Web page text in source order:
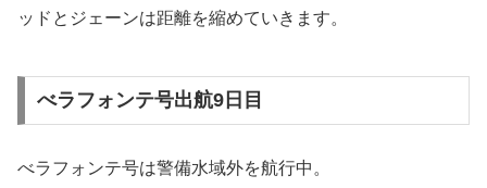
ッドとジェーンは距離を縮めていきます。
べラフォンテ号出航9日目
べラフォンテ号は警備水域外を航行中。